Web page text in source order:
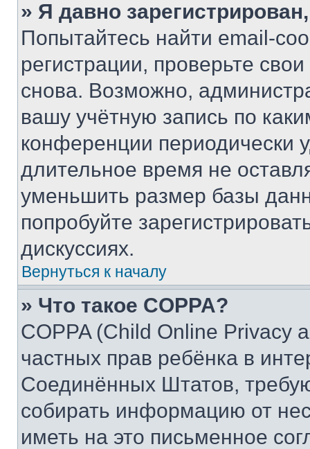
» Я давно
Попытайтесь найти email-
регистрации, проверьте
снова. Возможно,
вашу учётную запись по
конференции периодически
длительное время не
уменьшить размер базы
попробуйте
дискуссиях.
Вернуться к началу
» Что такое COPPA?
COPPA (Child Online Privacy
частных прав ребёнка в
Соединённых Штатов,
собирать информацию от
иметь на это письменное